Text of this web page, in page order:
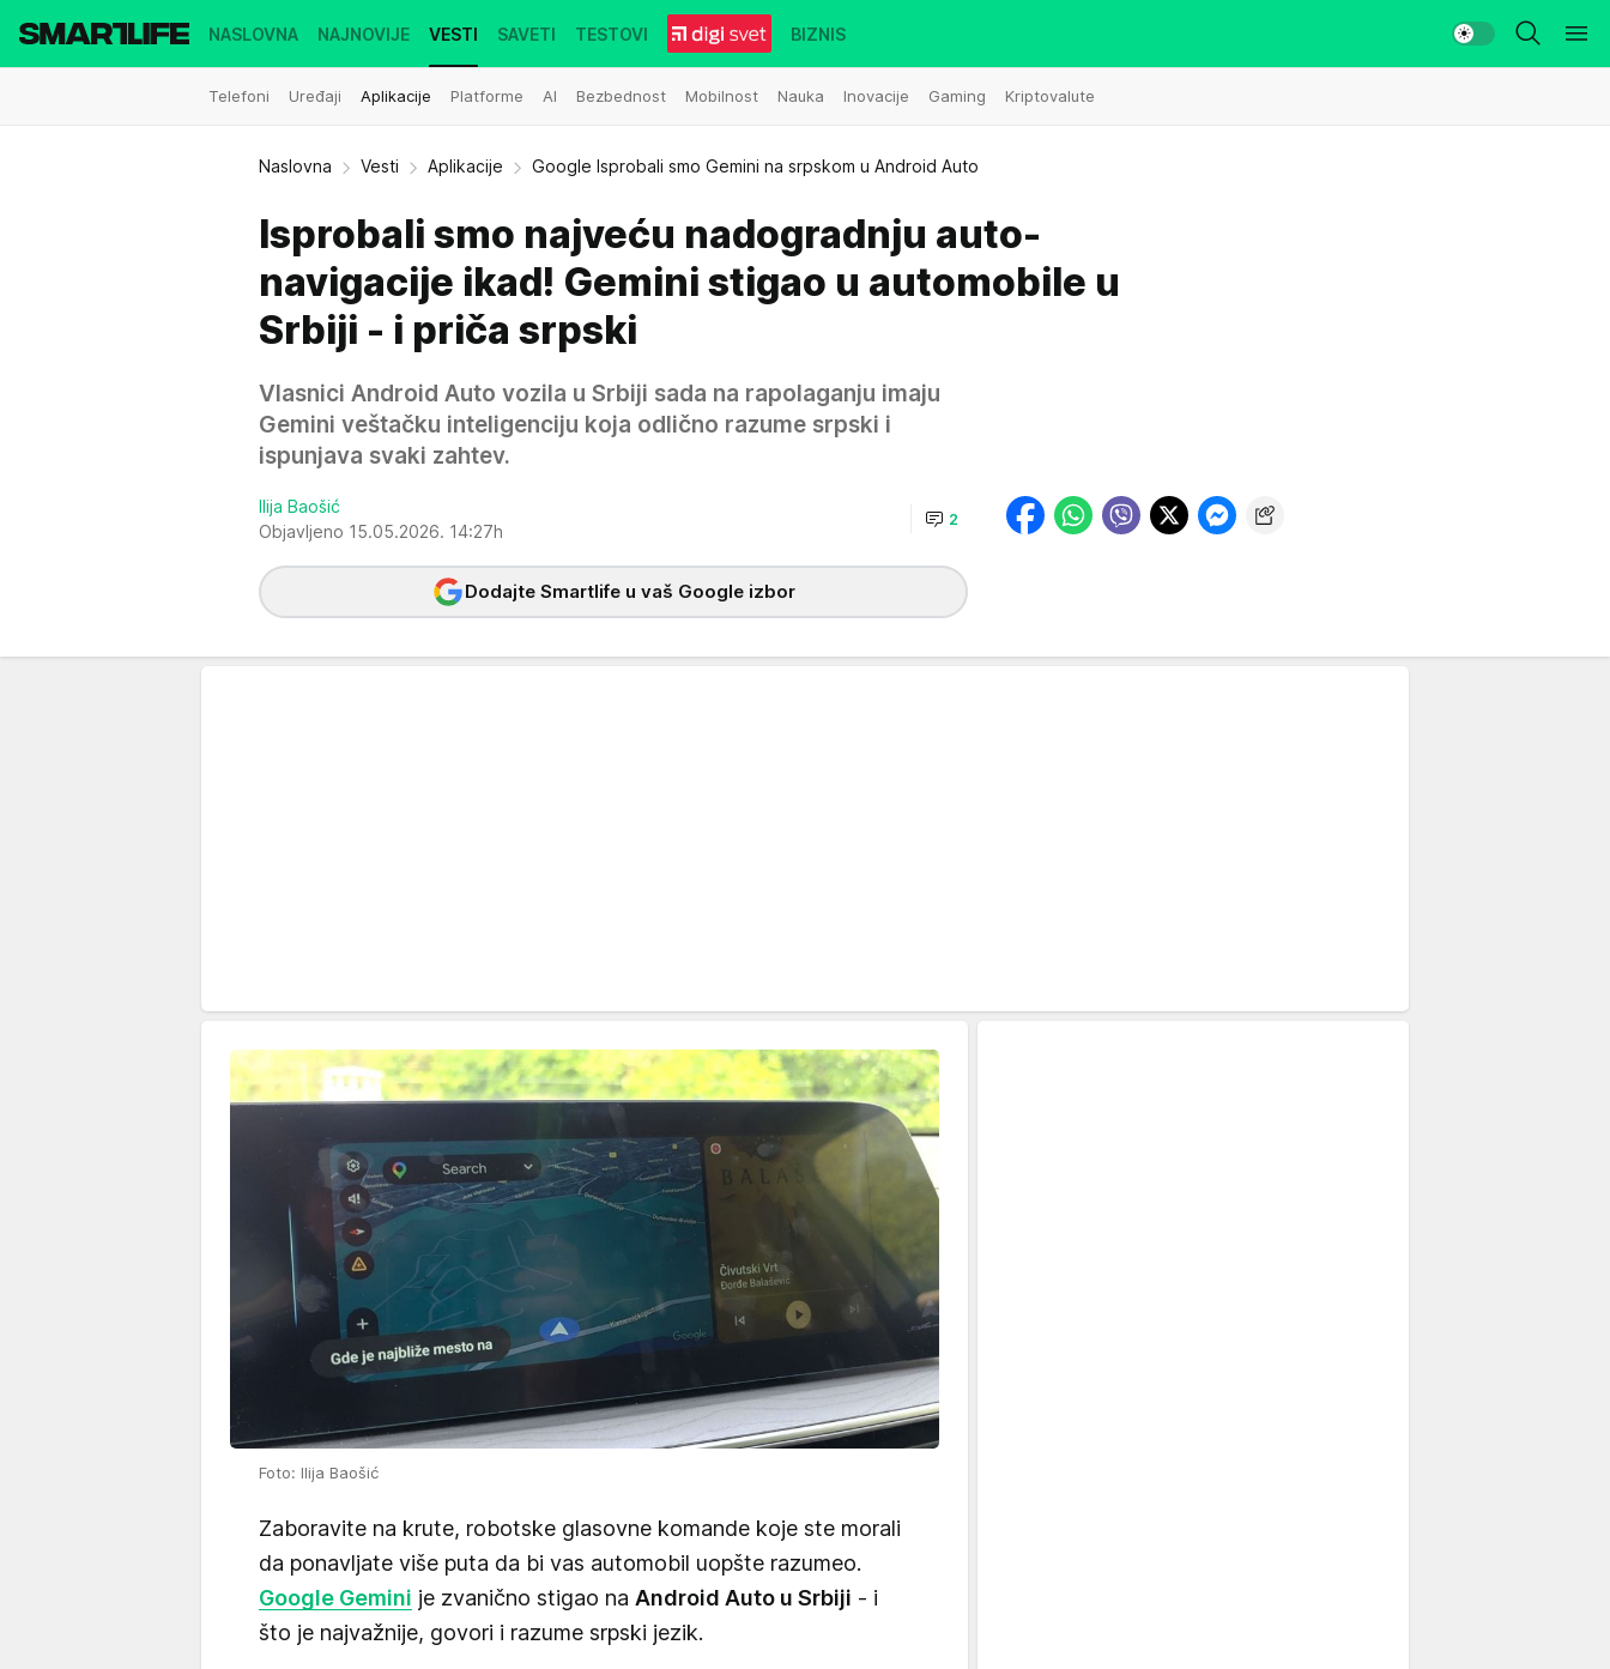
NASLOVNA NAJNOVIJE VESTI
Telefoni Uređaji Aplikacije Platforme AI Bezbednost Mobilnost Nauka Inovacije Gaming Kriptovalute
SAVETI TESTOVI BIZNIS
Naslovna Vesti Aplikacije Google Isprobali smo Gemini na srpskom u Android Auto
Isprobali smo najveću nadogradnju auto-
navigacije ikad! Gemini stigao u automobile u
Srbiji - i priča srpski
Vlasnici Android Auto vozila u Srbiji sada na rapolaganju imaju
Gemini veštačku inteligenciju koja odlično razume srpski i
ispunjava svaki zahtev.
Ilija Baošić
Objavljeno 15.05.2026. 14:27h
2
Dodajte Smartlife u vaš Google izbor
Foto: Ilija Baošić
Zaboravite na krute, robotske glasovne komande koje ste morali
da ponavljate više puta da bi vas automobil uopšte razumeo.
Google Gemini je zvanično stigao na Android Auto u Srbiji - i
što je najvažnije, govori i razume srpski jezik.